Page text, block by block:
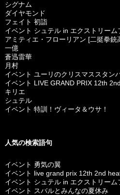
シグナム
ダイヤモンド
フェイト 初詣
イベント シュテル in エクストリーム
アミティエ・フローリアン [二挺拳銃
一億
蒼迅雷華
月村
イベント ユーリのクリスマススタン
イベント LIVE GRAND PRIX 12th
キリエ
シュテル
イベント 特訓！ヴィータ＆ウサ！
人気の検索語句
イベント 勇気の翼
イベント live grand prix 12th 2nd
イベント シュテル in エクストリーム
イベント スバルとみんなの夏休み